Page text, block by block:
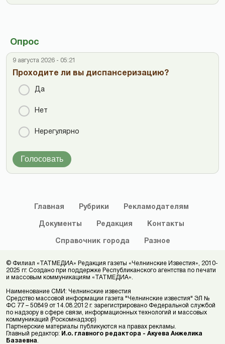
Опрос
9 августа 2026 - 05:21
Проходите ли вы диспансеризацию?
Да
Нет
Нерегулярно
Голосовать
Главная Рубрики Рекламодателям
Документы Редакция Контакты
Справочник города Разное
© Филиал «ТАТМЕДИА» Редакция газеты «Челнинские Известия», 2010-
2025 гг. Создано при поддержке Республиканского агентства по печати
и массовым коммуникациям «ТАТМЕДИА».
Наименование СМИ: Челнинские известия
Средство массовой информации газета "Челнинские известия" ЭЛ №
ФС 77 – 50849 от 14.08.2012 г. зарегистрировано Федеральной службой
по надзору в сфере связи, информационных технологий и массовых
коммуникаций (Роскомнадзор)
Партнерские материалы публикуются на правах рекламы.
Главный редактор: И.о. главного редактора - Акуева Анжелика
Базаевна